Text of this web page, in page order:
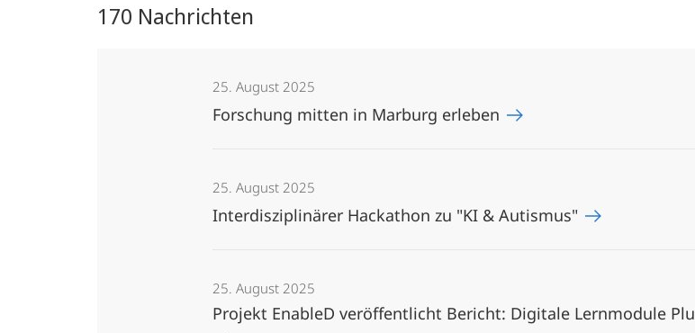
170 Nachrichten
25. August 2025
Forschung mitten in Marburg erleben
25. August 2025
Interdisziplinärer Hackathon zu "KI & Autismus"
25. August 2025
Projekt EnableD veröffentlicht Bericht: Digitale Lernmodule